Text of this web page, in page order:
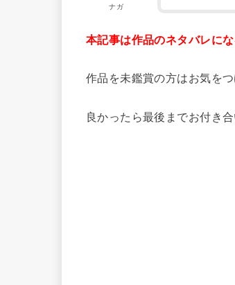
ナガ
本記事は作品のネタバレに
作品を未鑑賞の方はお気をつ
良かったら最後までお付き合